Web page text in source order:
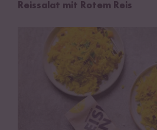
Reissalat mit Rotem Reis